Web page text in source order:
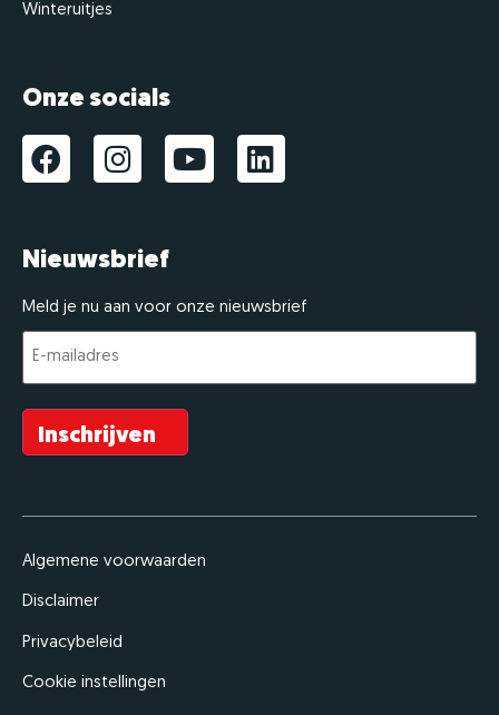
Winteruitjes
Onze socials
Nieuwsbrief
Meld je nu aan voor onze nieuwsbrief
E-
mailadres (Vereist)
Inschrijven
Algemene voorwaarden
Disclaimer
Privacybeleid
Cookie instellingen